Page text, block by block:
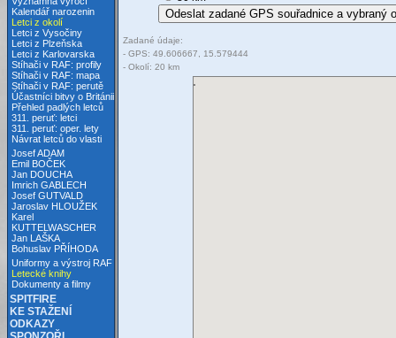
Kalendář narozenin
Letci z okolí
Letci z Vysočiny
Letci z Plzeňska
Letci z Karlovarska
Stíhači v RAF: profily
Stíhači v RAF: mapa
Stíhači v RAF: perutě
Účastníci bitvy o Británii
Přehled padlých letců
311. peruť: letci
311. peruť: oper. lety
Návrat letců do vlasti
Josef ADAM
Emil BOČEK
Jan DOUCHA
Imrich GABLECH
Josef GUTVALD
Jaroslav HLOUŽEK
Karel
KUTTELWASCHER
Jan LAŠKA
Bohuslav PŘÍHODA
Uniformy a výstroj RAF
Letecké knihy
Dokumenty a filmy
SPITFIRE
KE STAŽENÍ
ODKAZY
Zadané údaje:
- GPS: 49.606667, 15.579444
- Okolí: 20 km